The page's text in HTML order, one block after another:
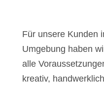
Für unsere Kunden
Umgebung haben
alle
kreativ,